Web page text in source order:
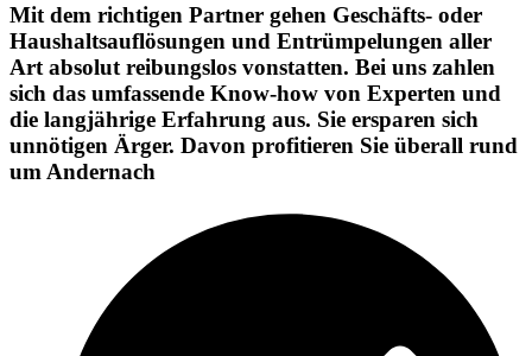
Mit dem richtigen Partner gehen Geschäfts- oder
Haushaltsauflösungen und Entrümpelungen aller
Art absolut reibungslos vonstatten. Bei uns zahlen
sich das umfassende Know-how von Experten und
die langjährige Erfahrung aus. Sie ersparen sich
unnötigen Ärger. Davon profitieren Sie überall rund
um Andernach